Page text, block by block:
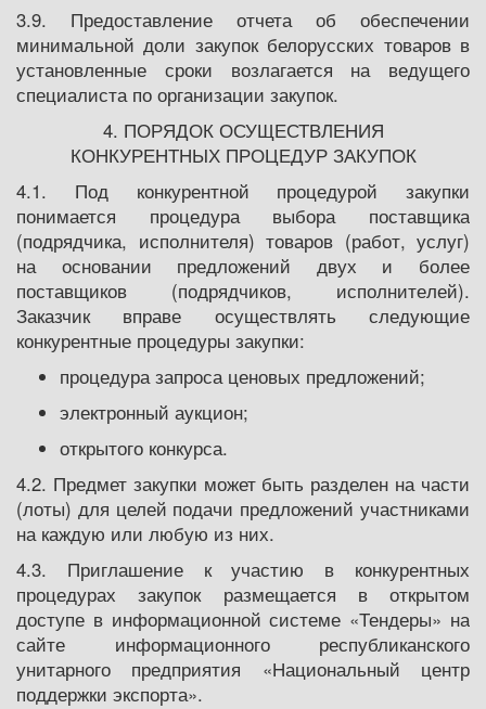
3.9. Предоставление отчета об обеспечении
минимальной доли закупок белорусских товаров в
установленные сроки возлагается на ведущего
специалиста по организации закупок.
4. ПОРЯДОК ОСУЩЕСТВЛЕНИЯ
КОНКУРЕНТНЫХ ПРОЦЕДУР ЗАКУПОК
4.1. Под конкурентной процедурой закупки
понимается процедура выбора поставщика
(подрядчика, испол­нителя) товаров (работ, услуг)
на основании предложений двух и более
поставщиков (подрядчиков, исполните­лей).
Заказчик вправе осуществлять следующие
конкурентные процедуры закупки:
процедура запроса ценовых предложений;
электронный аукцион;
открытого конкурса.
4.2. Предмет закупки может быть разделен на части
(лоты) для целей подачи предложений участниками
на каждую или любую из них.
4.3. Приглашение к участию в конкурентных
процедурах закупок размещается в открытом
доступе в информационной системе «Тендеры» на
сайте информационного республиканского
унитарного предприятия «Национальный центр
поддержки экспорта».